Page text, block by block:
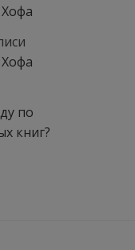
по
книг?